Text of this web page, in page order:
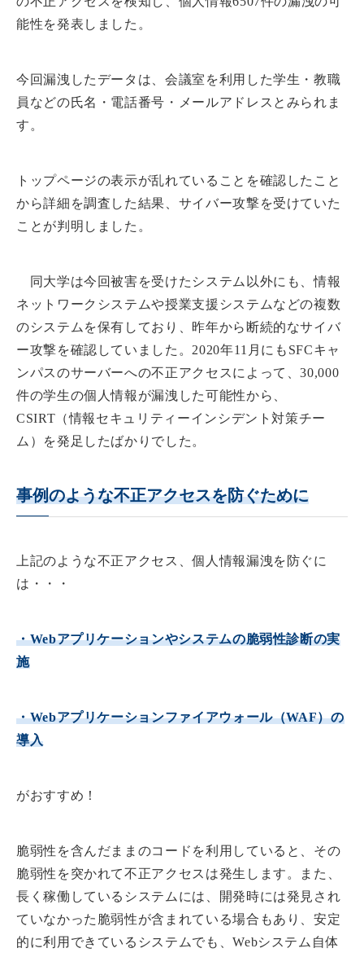
能性を発表しました。
今回漏洩したデータは、会議室を利用した学生・教職
員などの氏名・電話番号・メールアドレスとみられま
す。
トップページの表示が乱れていることを確認 したこと
から詳細を調査した結果、サイバー攻撃を受けていた
ことが判明しました。
同大学は今回被害を受けたシステム以外にも、情報
ネットワークシステムや授業支援システムなどの複数
のシステムを保有しており、昨年から 断続的なサイバ
ー攻撃を確認 していました。2020年11月にもSFCキャ
ンパスのサーバーへの不正アクセスによって、30,000
件の学生の個人情報が漏洩した可能性から、
CSIRT（情報セキュリティーインシデント対策チー
ム）を発足したばかりでした。
事例のような不正アクセスを防ぐために
上記のような不正アクセス、個人情報漏洩を防ぐに
は・・・
・Webアプリケーションやシステムの脆弱性診断の実
施
・Webアプリケーションファイアウォール（WAF）の
導入
がおすすめ！
脆弱性を含んだままのコードを利用していると、その
脆弱性を突かれて不正アクセスは発生します。また、
長く稼働しているシステムには、開発時には発見され
ていなかった脆弱性が含まれている場合もあり、安定
的に利用できているシステムでも、Webシステム自体